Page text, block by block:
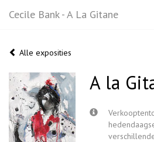
Cecile Bank - A La Gitane
Alle exposities
A la